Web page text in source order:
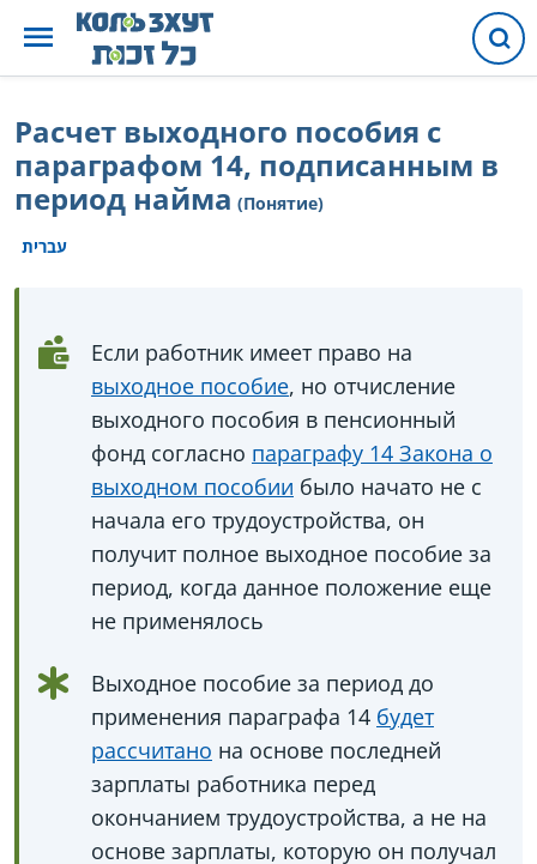
Расчет выходного пособия с
параграфом 14, подписанным в
период найма (Понятие)
עברית
Если работник имеет право на
выходное пособие, но отчисление
выходного пособия в пенсионный
фонд согласно параграфу 14 Закона о
выходном пособии было начато не с
начала его трудоустройства, он
получит полное выходное пособие за
период, когда данное положение еще
не применялось
Выходное пособие за период до
применения параграфа 14 будет
рассчитано на основе последней
зарплаты работника перед
окончанием трудоустройства, а не на
основе зарплаты, которую он получал